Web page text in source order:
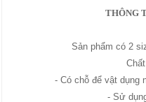
THÔNG
Sản phẩm có 2
- Có chỗ để vật dụng
- Sử